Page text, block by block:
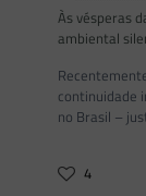
Às vésperas
ambiental
continuidade
no Brasil –
4